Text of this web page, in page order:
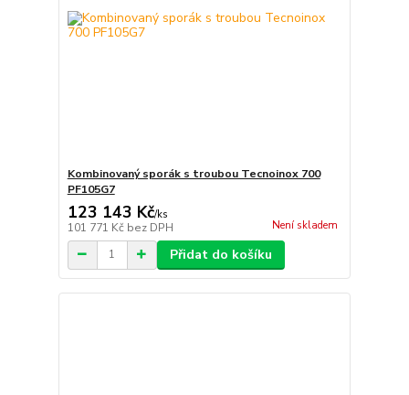
Kombinovaný sporák s troubou Tecnoinox 700
PF105G7
123 143 Kč/ks
101 771 Kč bez DPH Není skladem
Přidat do košíku